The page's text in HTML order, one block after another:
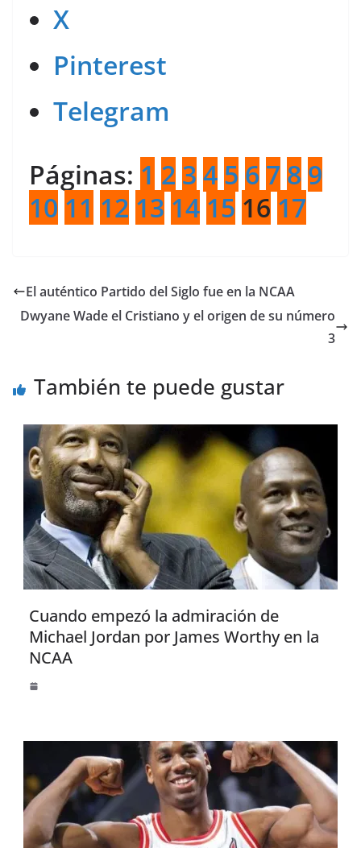
X
Pinterest
Telegram
Páginas: 1 2 3 4 5 6 7 8 9
10 11 12 13 14 15 16 17
El auténtico Partido del Siglo fue en la NCAA
Dwyane Wade el Cristiano y el origen de su número
3
También te puede gustar
Cuando empezó la admiración de
Michael Jordan por James Worthy en la
NCAA